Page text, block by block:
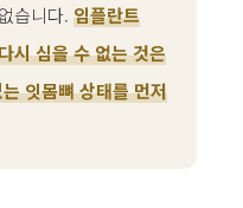
습니다. 임플란트
시 심을 수 없는 것은
잇몸뼈 상태를 먼저